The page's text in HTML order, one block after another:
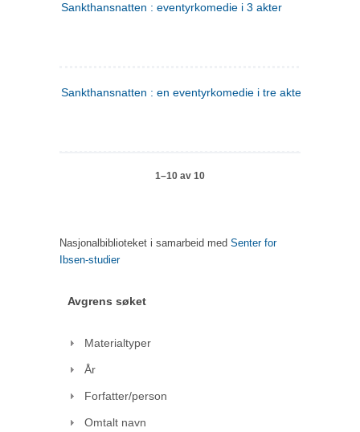
Sankthansnatten : eventyrkomedie i 3 akter
Sankthansnatten : en eventyrkomedie i tre akter
1–10 av 10
Nasjonalbiblioteket i samarbeid med Senter for
Ibsen-studier
Avgrens søket
Materialtyper
År
Forfatter/person
Omtalt navn